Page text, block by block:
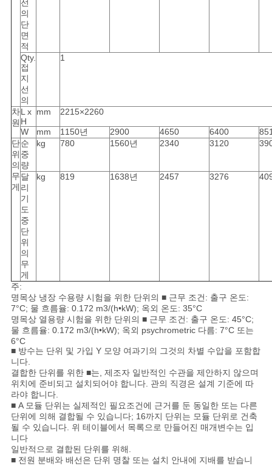
선
의
단
면
적
Qty.
접
지
선
의
1
차
원
L x
H
mm 2215×2260
W mm 1150년 2900 4650 6400
단
위
의
무
게
순
중
량
kg 780 1560년 2340 3120
달
리
기
도
중
단
위
의
무
게
kg 819 1638년 2457 3276
주:
명목상 냉장 수용량 시험을 위한 단위의 ■ 근무 조건: 출구 온도:
7°C; 물 흐름율: 0.172 m3/(h•kW); 옥외 온도: 35°C
명목상 열용량 시험을 위한 단위의 ■ 근무 조건: 출구 온도: 45°C;
물 흐름율: 0.172 m3/(h•kW); 옥외 psychrometric 다름: 7°C 또는
6°C
■ 방수는 단위 및 가입 Y 모양 여과기의 그것의 차별 수압을 포함합
니다.
결합한 단위를 위한 ■는, 제조자 일반적인 수관을 제안하지 않으며
위치에 준비되고 설치되어야 합니다. 관의 직경은 설계 기준에 따
라야 합니다.
■ A 모듈 단위는 실제적인 필요조건에 근거를 둔 동일한 또는 다른
단위에 의해 결합될 수 있습니다; 16까지 단위는 모듈 단위로 건축
될 수 있습니다. 위 테이블에서 목록으로 만들어진 매개변수는 입
니다
일반적으로 결합된 단위를 위해.
■ 전원 분배와 배선은 단위 명찰 또는 설치 안내에 지배를 받습니